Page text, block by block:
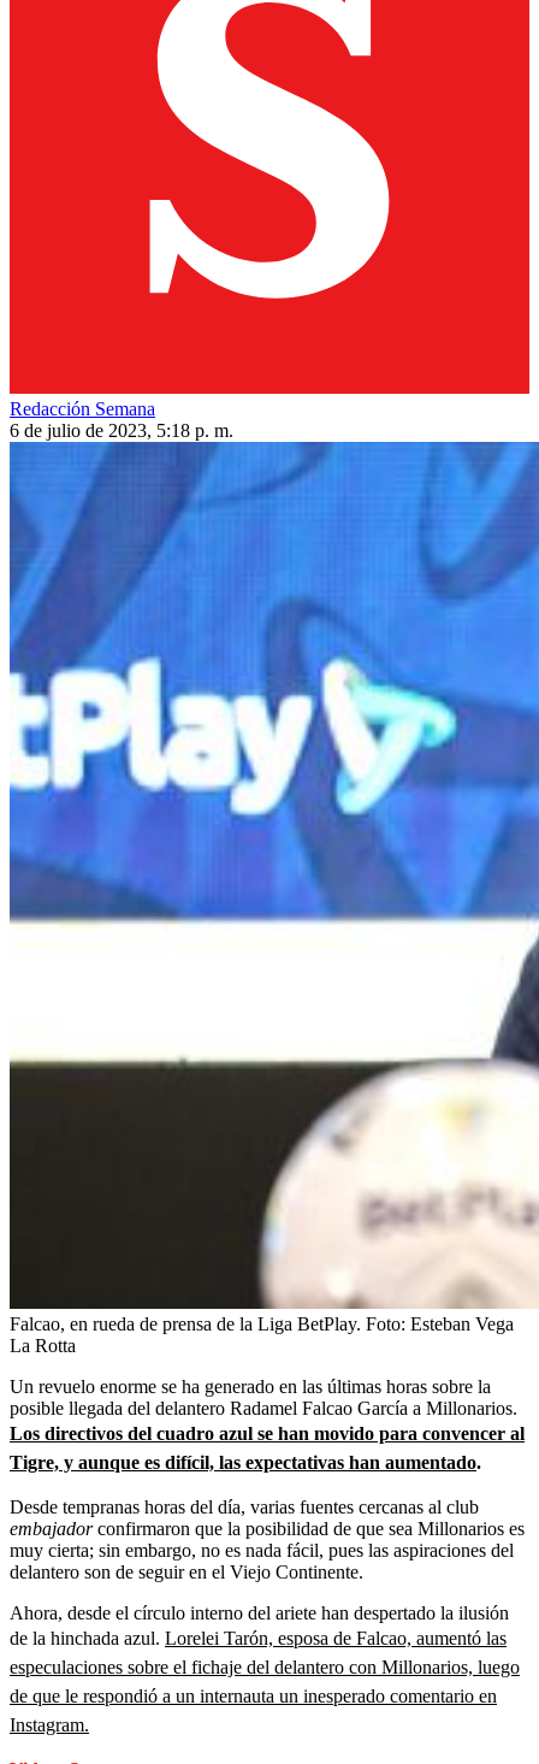
Redacción Semana
6 de julio de 2023, 5:18 p. m.
Falcao, en rueda de prensa de la Liga BetPlay. Foto: Esteban Vega
La Rotta
Un revuelo enorme se ha generado en las últimas horas sobre la
posible llegada del delantero Radamel Falcao García a Millonarios.
Los directivos del cuadro azul se han movido para convencer al
Tigre, y aunque es difícil, las expectativas han aumentado.
Desde tempranas horas del día, varias fuentes cercanas al club
embajadorconfirmaron que la posibilidad de que sea Millonarios es
muy cierta; sin embargo, no es nada fácil, pues las aspiraciones del
delantero son de seguir en el Viejo Continente.
Ahora, desde el círculo interno del ariete han despertado la ilusión
de la hinchada azul. Lorelei Tarón, esposa de Falcao, aumentó las
especulaciones sobre el fichaje del delantero con Millonarios, luego
de que le respondió a un internauta un inesperado comentario en
Instagram.